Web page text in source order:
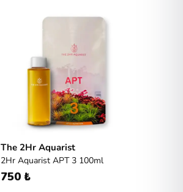
The 2Hr Aquarist
2Hr Aquarist APT 3 100ml
750 ₺